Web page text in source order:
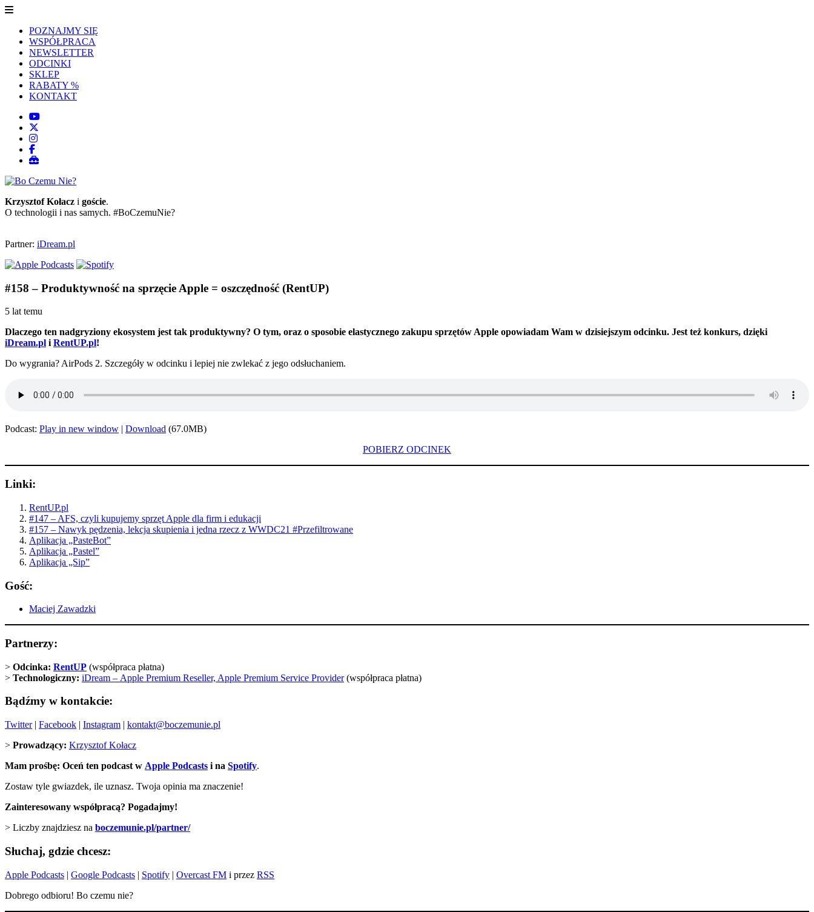
POZNAJMY SIĘ
WSPÓŁPRACA
NEWSLETTER
ODCINKI
SKLEP
RABATY %
KONTAKT
Krzysztof Kołacz i goście.
O technologii i nas samych. #BoCzemuNie?
Partner: iDream.pl
#158 – Produktywność na sprzęcie Apple = oszczędność (RentUP)
5 lat temu
Dlaczego ten nadgryziony ekosystem jest tak produktywny? O tym, oraz o sposobie elastycznego zakupu sprzętów Apple opowiadam Wam w dzisiejszym odcinku. Jest też konkurs, dzięki
iDream.pl iRentUP.pl!
Do wygrania? AirPods 2. Szczegóły w odcinku i lepiej nie zwlekać z jego odsłuchaniem.
Podcast: Play in new window | Download (67.0MB)
POBIERZ ODCINEK
Linki:
RentUP.pl
#147 – AFS, czyli kupujemy sprzęt Apple dla firm i edukacji
#157 – Nawyk pędzenia, lekcja skupienia i jedna rzecz z WWDC21 #Przefiltrowane
Aplikacja „PasteBot”
Aplikacja „Pastel”
Aplikacja „Sip”
Gość:
Maciej Zawadzki
Partnerzy:
> Odcinka: RentUP (współpraca płatna)
> Technologiczny: iDream – Apple Premium Reseller, Apple Premium Service Provider(współpraca płatna)
Bądźmy w kontakcie:
Twitter| Facebook | Instagram | kontakt@boczemunie.pl
> Prowadzący: Krzysztof Kołacz
Mam prośbę: Oceń ten podcast w Apple Podcasts i na Spotify.
Zostaw tyle gwiazdek, ile uznasz. Twoja opinia ma znaczenie!
Zainteresowany współpracą? Pogadajmy!
> Liczby znajdziesz na boczemunie.pl/partner/
Słuchaj, gdzie chcesz:
Apple Podcasts | Google Podcasts | Spotify | Overcast FM i przez RSS
Dobrego odbioru! Bo czemu nie?